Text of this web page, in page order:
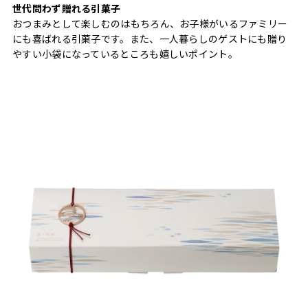
世代問わず贈れる引菓子
おつまみとして楽しむのはもちろん、お子様がいるファミリー
にも喜ばれる引菓子です。また、一人暮らしのゲストにも贈り
やすい小袋になっているところも嬉しいポイント。